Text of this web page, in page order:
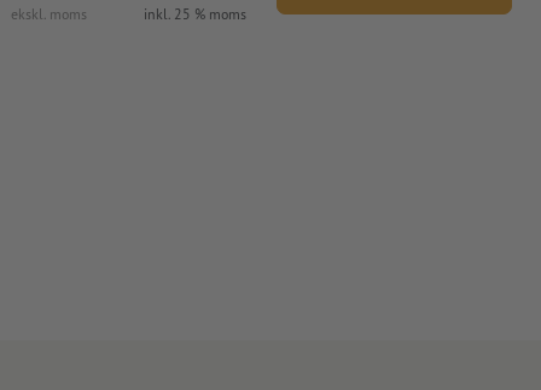
ekskl. moms inkl. 25 % moms